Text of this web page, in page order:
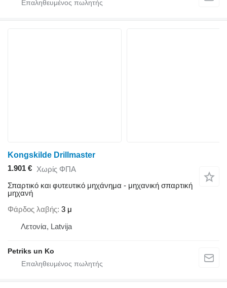
Kongskilde Drillmaster
1.901 € Χωρίς ΦΠΑ
Σπαρτικό και φυτευτικό μηχάνημα - μηχανική σπαρτική
μηχανή
Φάρδος λαβής 3 μ
Λετονία, Latvija
Petriks un Ko